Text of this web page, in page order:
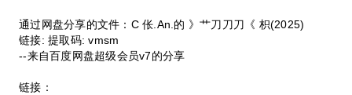
通过网盘分享的文件：C 伥.An.的 》艹刀刀刀《 枳(2025)
链接: 提取码: vmsm
--来自百度网盘超级会员v7的分享
链接：